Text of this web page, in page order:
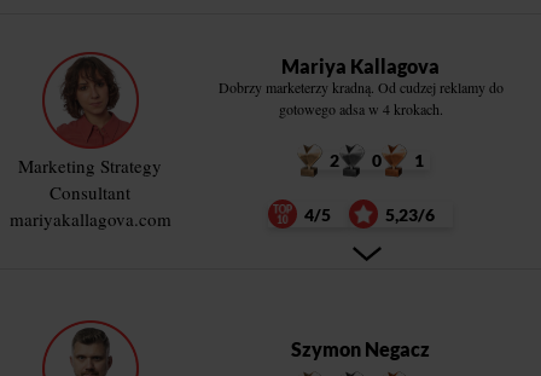
Marketing Strategy
Consultant
mariyakallagova.com
Mariya Kallagova
Dobrzy marketerzy kradną. Od cudzej reklamy do
gotowego adsa w 4 krokach.
2 0 1
4/5 5,23/6
Szymon Negacz